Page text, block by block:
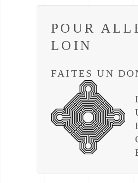
POUR
LOIN
FAITES UN